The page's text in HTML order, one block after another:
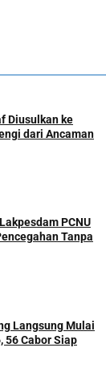
Diusulkan ke
dari Ancaman
PCNU
Tanpa
Langsung Mulai
56 Cabor Siap